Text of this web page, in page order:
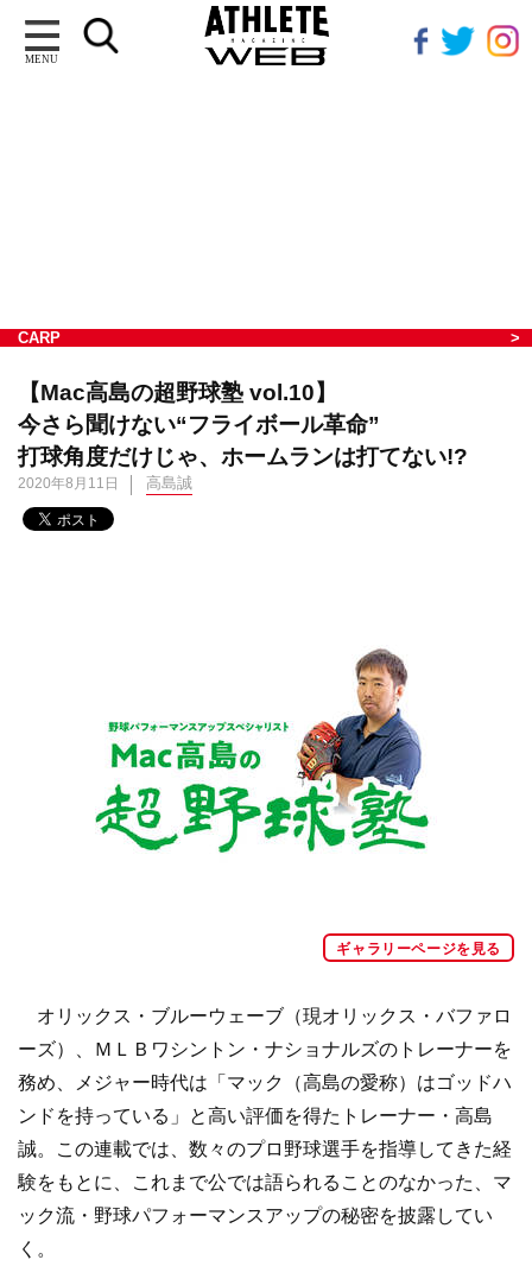
MENU
CARP
【Mac高島の超野球塾 vol.10】
今さら聞けない“フライボール革命”
打球角度だけじゃ、ホームランは打てない!?
2020年8月11日 高島誠
ギャラリーページを見る
オリックス・ブルーウェーブ（現オリックス・バファロ
ーズ）、ＭＬＢワシントン・ナショナルズのトレーナーを
務め、メジャー時代は「マック（高島の愛称）はゴッドハ
ンドを持っている」と高い評価を得たトレーナー・高島
誠。この連載では、数々のプロ野球選手を指導してきた経
験をもとに、これまで公では語られることのなかった、マ
ック流・野球パフォーマンスアップの秘密を披露してい
く。